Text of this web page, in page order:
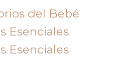
del Bebé
Esenciales
Esenciales